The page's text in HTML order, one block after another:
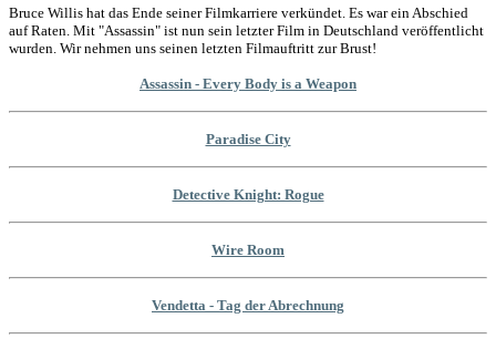
Bruce Willis hat das Ende seiner Filmkarriere verkündet. Es war ein Abschied
auf Raten. Mit "Assassin" ist nun sein letzter Film in Deutschland veröffentlicht
wurden. Wir nehmen uns seinen letzten Filmauftritt zur Brust!
Assassin - Every Body is a Weapon
Paradise City
Detective Knight: Rogue
Wire Room
Vendetta - Tag der Abrechnung